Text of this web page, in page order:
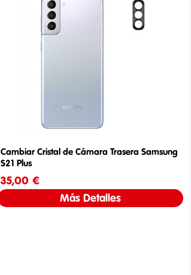
Cambiar Cristal de Cámara Trasera Samsung
S21 Plus
35,00 €
Más Detalles